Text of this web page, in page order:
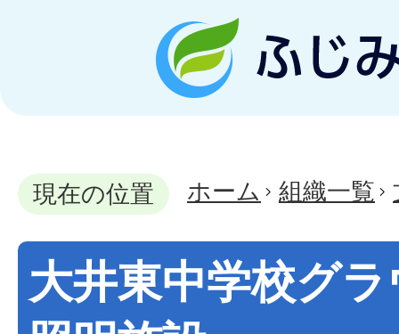
現在の位置 ホーム 組織一覧
大井東中学校グ